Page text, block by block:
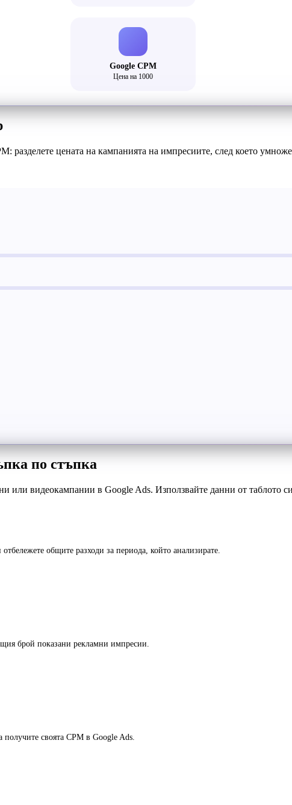
Google CPM
Цена на 1000
разделете цената на кампанията на импресиите, след което
по стъпка
или видеокампании в Google Ads. Използвайте данни от таблото
общите разходи за периода, който анализирате.
брой показани рекламни импресии.
своята CPM в Google Ads.